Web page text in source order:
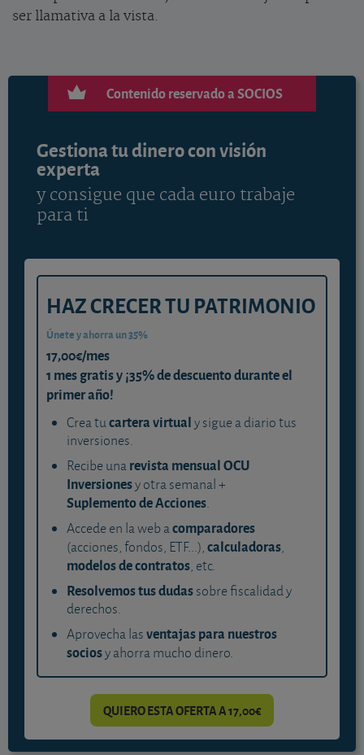
ser llamativa a la vista.
Contenido reservado a SOCIOS
Gestiona tu dinero con visión
experta
y consigue que cada euro trabaje
para ti
HAZ CRECER TU PATRIMONIO
Únete y ahorra un 35%
17,00€/mes
1 mes gratis y ¡35% de descuento durante el
primer año!
Crea tucartera virtualy sigue a diario tus
inversiones.
Recibe unarevista mensual OCU
Inversionesy otra semanal +
Suplemento de Acciones.
Accede en la web acomparadores
(acciones, fondos, ETF...),calculadoras,
modelos de contratos, etc.
Resolvemos tus dudassobre fiscalidad y
derechos.
Aprovecha lasventajas para nuestros
sociosy ahorra mucho dinero.
QUIERO ESTA OFERTA A 17,00€